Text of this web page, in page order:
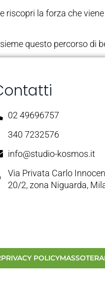
riscopri la forza che
questo percorso di
02 49696757
340 7232576
info@studio-kosmos.it
Via Privata Carlo
20/2, zona Niguarda,
PRIVACY POLICY